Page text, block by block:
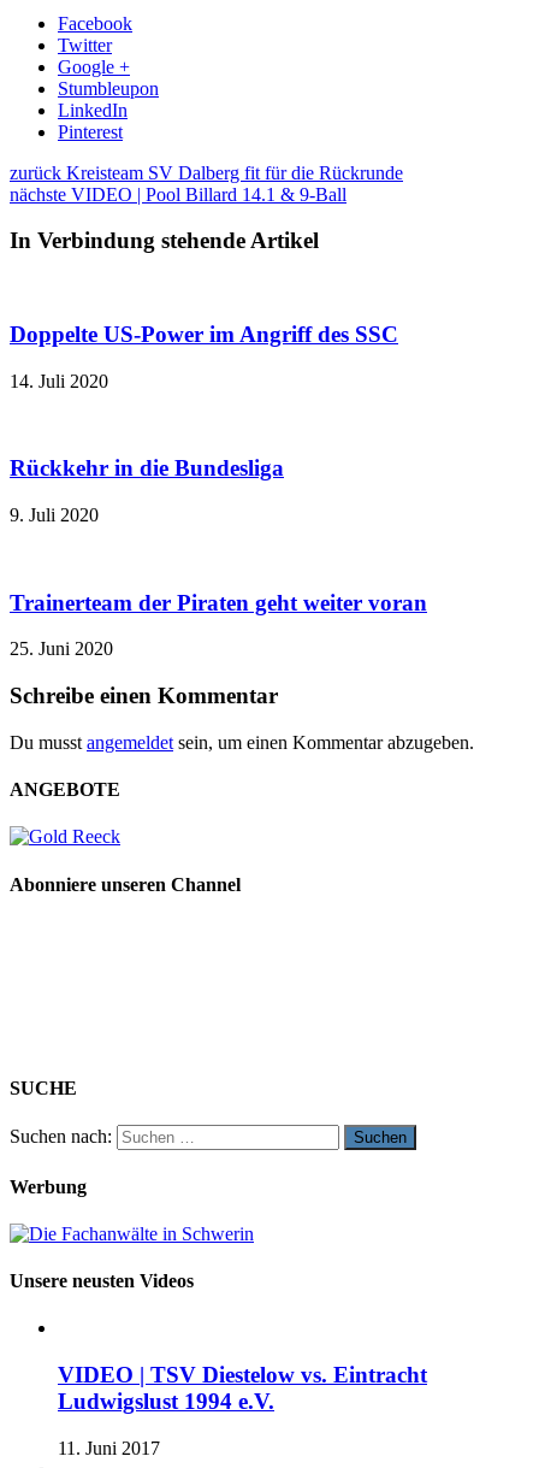
Facebook
Twitter
Google +
Stumbleupon
LinkedIn
Pinterest
zurück Kreisteam SV Dalberg fit für die Rückrunde
nächste VIDEO | Pool Billard 14.1 & 9-Ball
In Verbindung stehende Artikel
Doppelte US-Power im Angriff des SSC
14. Juli 2020
Rückkehr in die Bundesliga
9. Juli 2020
Trainerteam der Piraten geht weiter voran
25. Juni 2020
Schreibe einen Kommentar
Du musst angemeldet sein, um einen Kommentar abzugeben.
ANGEBOTE
Abonniere unseren Channel
SUCHE
Suchen nach:
Werbung
Unsere neusten Videos
VIDEO | TSV Diestelow vs. Eintracht
Ludwigslust 1994 e.V.
11. Juni 2017